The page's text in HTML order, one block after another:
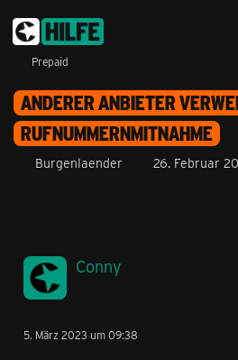
Prepaid
ANDERER ANBIETER
RUFNUMMERNMITNAHME
Burgenlaender 26. Februar
Conny
5. März 2023 um 09:38